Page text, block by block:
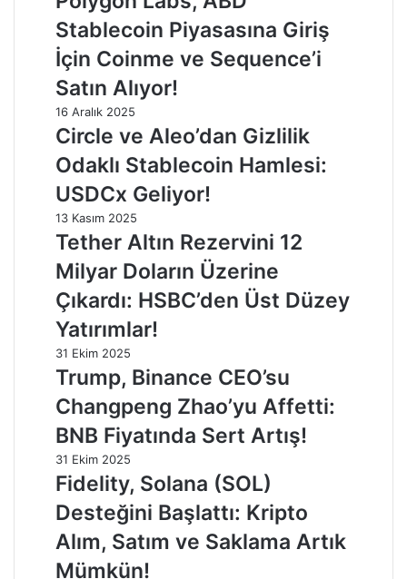
Stablecoin Piyasasına Giriş
İçin Coinme ve Sequence’i
Satın Alıyor!
16 Aralık 2025
Circle ve Aleo’dan Gizlilik
Odaklı Stablecoin Hamlesi:
USDCx Geliyor!
13 Kasım 2025
Tether Altın Rezervini 12
Milyar Doların Üzerine
Çıkardı: HSBC’den Üst Düzey
Yatırımlar!
31 Ekim 2025
Trump, Binance CEO’su
Changpeng Zhao’yu Affetti:
BNB Fiyatında Sert Artış!
31 Ekim 2025
Fidelity, Solana (SOL)
Desteğini Başlattı: Kripto
Alım, Satım ve Saklama Artık
Mümkün!